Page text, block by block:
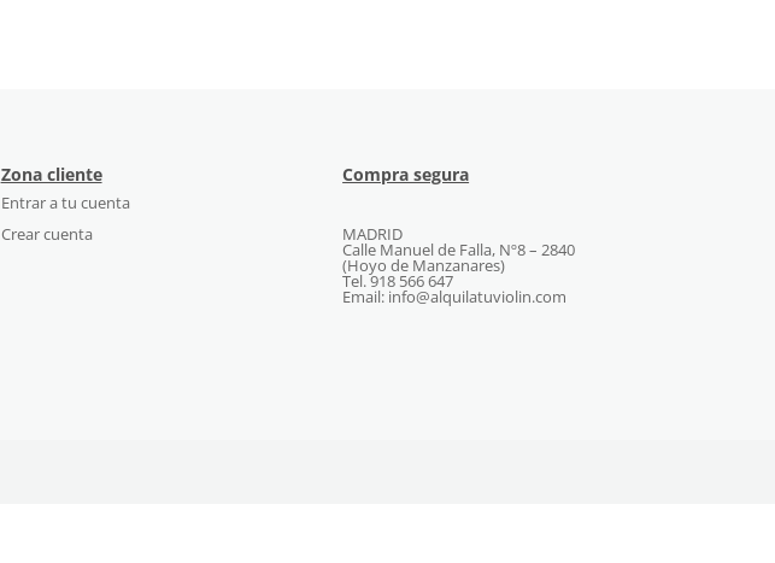
Zona cliente
Entrar a tu cuenta
Crear cuenta
Compra segura
MADRID
Calle Manuel de Falla, Nº8 – 2840
(Hoyo de Manzanares)
Tel. 918 566 647
Email: info@alquilatuviolin.com